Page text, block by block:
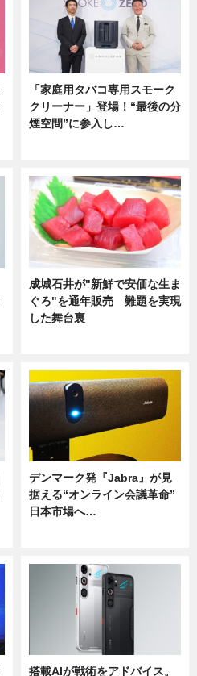
「家庭用タバコ専用スモーク
クリーナー」登場！“最後の分
煙空間”に参入し…
成城石井が"新鮮で安価な生ま
ぐろ"を通年販売 難題を実現
した舞台裏
デンマーク発『Jabra』が見
据える“オンライン会議革命”
日本市場へ…
搭載AIが戦術をアドバイス。